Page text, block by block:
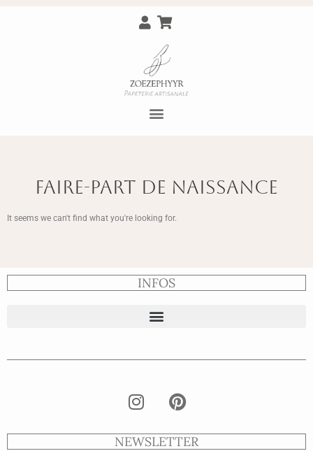
FAIRE-PART DE NAISSANCE
It seems we can't find what you're looking for.
INFOS
NEWSLETTER